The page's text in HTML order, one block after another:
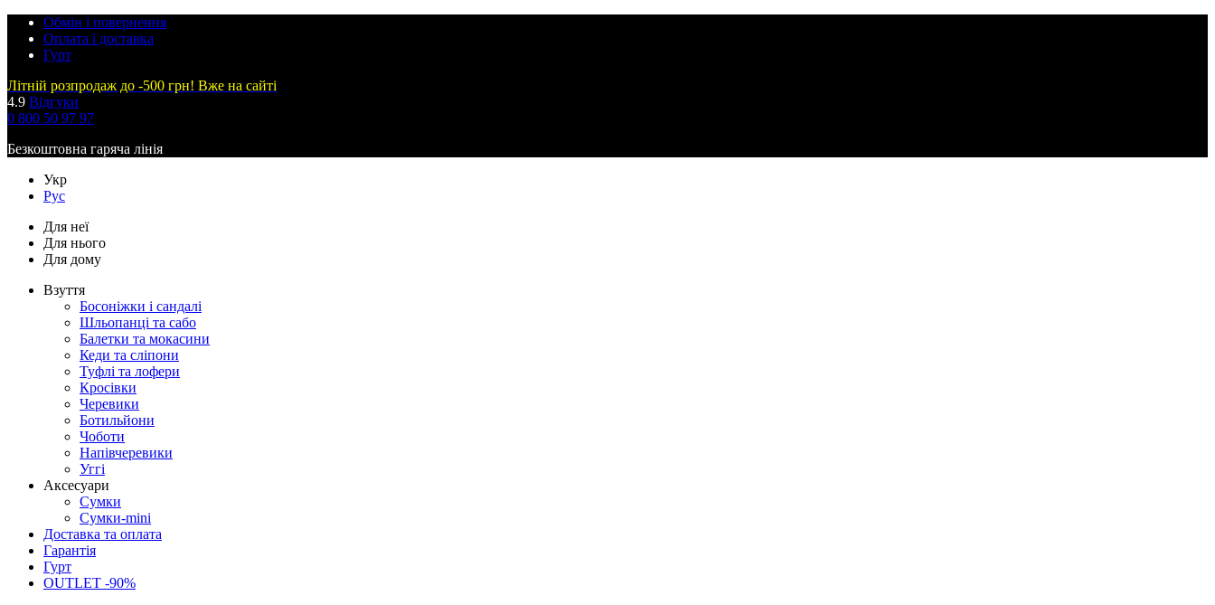
Обмін і повернення
Оплата і доставка
Гурт
Літній розпродаж до -500 грн! Вже на сайті
4.9 Відгуки
0 800 50 97 97
Безкоштовна гаряча лінія
Укр
Рус
Для неї
Для нього
Для дому
Взуття
Босоніжки і сандалі
Шльопанці та сабо
Балетки та мокасини
Кеди та сліпони
Туфлі та лофери
Кросівки
Черевики
Ботильйони
Чоботи
Напівчеревики
Уггі
Аксесуари
Сумки
Сумки-mini
Доставка та оплата
Гарантія
Гурт
OUTLET -90%